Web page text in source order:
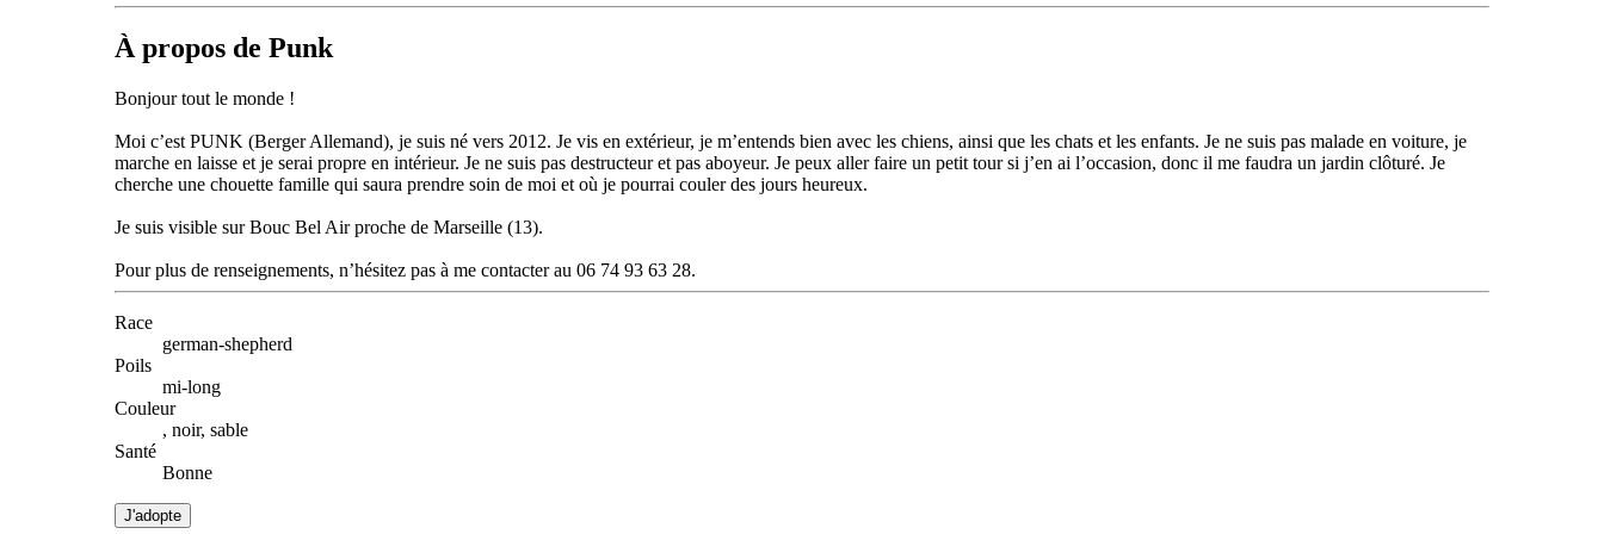
À propos de Punk
Bonjour tout le monde !
Moi c’est PUNK (Berger Allemand), je suis né vers 2012. Je vis en extérieur, je m’entends bien avec les chiens, ainsi que les chats et les enfants. Je ne suis pas malade en voiture, je
marche en laisse et je serai propre en intérieur. Je ne suis pas destructeur et pas aboyeur. Je peux aller faire un petit tour si j’en ai l’occasion, donc il me faudra un jardin clôturé. Je
cherche une chouette famille qui saura prendre soin de moi et où je pourrai couler des jours heureux.
Je suis visible sur Bouc Bel Air proche de Marseille (13).
Pour plus de renseignements, n’hésitez pas à me contacter au 06 74 93 63 28.
Race
german-shepherd
Poils
mi-long
Couleur
, noir, sable
Santé
Bonne
J'adopte